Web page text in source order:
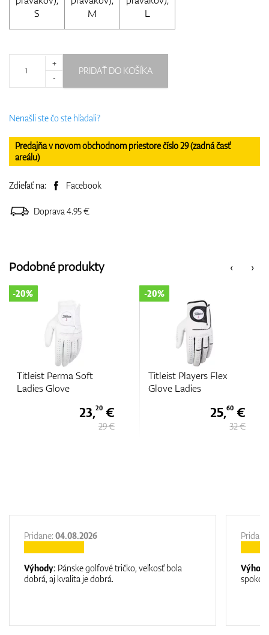
S
M
L
+
-
PRIDAŤ DO KOŠÍKA
Nenašli ste čo ste hľadali?
Predajňa v novom obchodnom priestore číslo 29 (zadná časť
areálu)
Zdieľať na: Facebook
Doprava 4.95 €
‹
Podobné produkty ›
Titleist Perma Soft
Ladies Glove
-20%
23,20€
29 €
Titleist Players Flex
Glove Ladies
-20%
25,60 €
32 €
Pridane: 04.08.2026
Výhody: Pánske golfové tričko, veľkosť bola
dobrá, aj kvalita je dobrá.